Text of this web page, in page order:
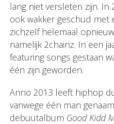
lang niet versleten zijn.
ook wakker geschud met
zichzelf helemaal
namelijk 2chainz. In een
featuring songs gestaan
één zijn geworden.
Anno 2013 leeft hiphop
vanwege één man
debuutalbum Good Kidd